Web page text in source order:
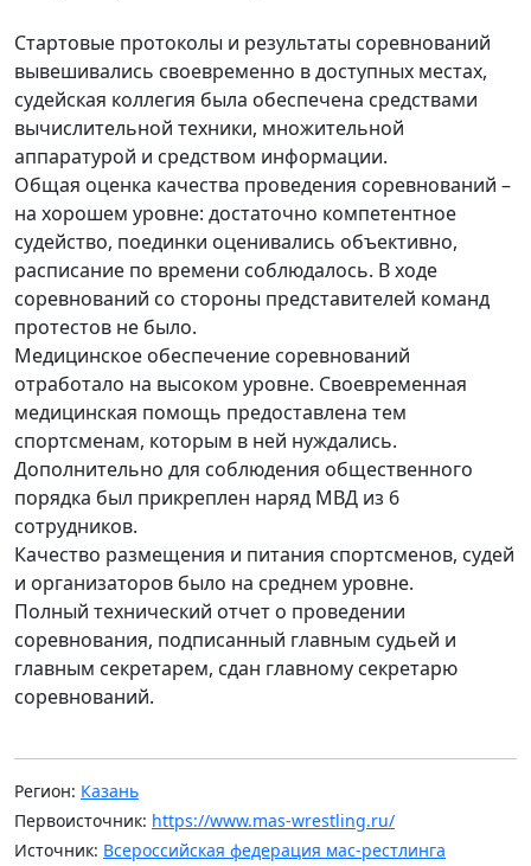
Стартовые протоколы и результаты соревнований
вывешивались своевременно в доступных местах,
судейская коллегия была обеспечена средствами
вычислительной техники, множительной
аппаратурой и средством информации.
Общая оценка качества проведения соревнований –
на хорошем уровне: достаточно компетентное
судейство, поединки оценивались объективно,
расписание по времени соблюдалось. В ходе
соревнований со стороны представителей команд
протестов не было.
Медицинское обеспечение соревнований
отработало на высоком уровне. Своевременная
медицинская помощь предоставлена тем
спортсменам, которым в ней нуждались.
Дополнительно для соблюдения общественного
порядка был прикреплен наряд МВД из 6
сотрудников.
Качество размещения и питания спортсменов, судей
и организаторов было на среднем уровне.
Полный технический отчет о проведении
соревнования, подписанный главным судьей и
главным секретарем, сдан главному секретарю
соревнований.
Регион: Казань
Первоисточник: https://www.mas-wrestling.ru/
Источник: Всероссийская федерация мас-рестлинга